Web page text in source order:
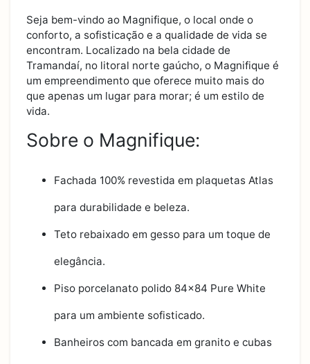
Seja bem-vindo ao Magnifique, o local onde o
conforto, a sofisticação e a qualidade de vida se
encontram. Localizado na bela cidade de
Tramandaí, no litoral norte gaúcho, o Magnifique é
um empreendimento que oferece muito mais do
que apenas um lugar para morar; é um estilo de
vida.
Sobre o Magnifique:
Fachada 100% revestida em plaquetas Atlas
para durabilidade e beleza.
Teto rebaixado em gesso para um toque de
elegância.
Piso porcelanato polido 84x84 Pure White
para um ambiente sofisticado.
Banheiros com bancada em granito e cubas